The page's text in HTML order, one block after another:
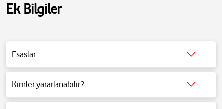
Ek Bilgiler
Esaslar
Detaylı bilgi içintıklayınız.
Kimler yararlanabilir?
Detaylı bilgi içintıklayınız.